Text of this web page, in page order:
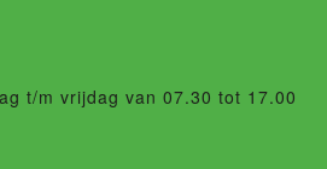
t/m vrijdag van 07.30 tot 17.00